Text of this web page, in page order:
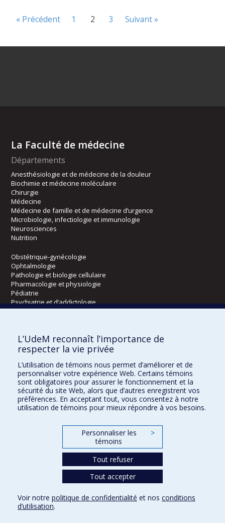
« Précédent 1 2 3 Suivant »
La Faculté de médecine
Départements
Anesthésiologie et de médecine de la douleur
Biochimie et médecine moléculaire
Chirurgie
Médecine
Médecine de famille et de médecine d’urgence
Microbiologie, infectiologie et immunologie
Neurosciences
Nutrition
Obstétrique-gynécologie
Ophtalmologie
Pathologie et biologie cellulaire
Pharmacologie et physiologie
Pédiatrie
Psychiatrie et d’addictologie
Radiologie, radio-oncologie et médecine nucléaire
Écoles
Orthophonie et audiologie
Réadaptation
Directions
Confidentialité Conditions d’utilisation Paramètres des témoins
L’UdeM reconnaît l’importance de
respecter la vie privée
L’utilisation de témoins nous permet d’améliorer et de
personnaliser votre expérience Web. Certains témoins
sont obligatoires pour assurer le fonctionnement et la
sécurité du site Web, alors que d’autres enregistrent vos
préférences. En acceptant tout, vous consentez à notre
utilisation de témoins pour mieux répondre à vos besoins.
Personnaliser les
témoins
>
Tout refuser
Tout accepter
Voir notre politique de confidentialité et nos conditions
d’utilisation.